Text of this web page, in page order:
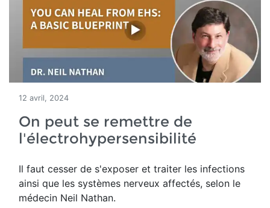
12 avril, 2024
On peut se remettre de
l'électrohypersensibilité
Il faut cesser de s'exposer et traiter les infections
ainsi que les systèmes nerveux affectés, selon le
médecin Neil Nathan.